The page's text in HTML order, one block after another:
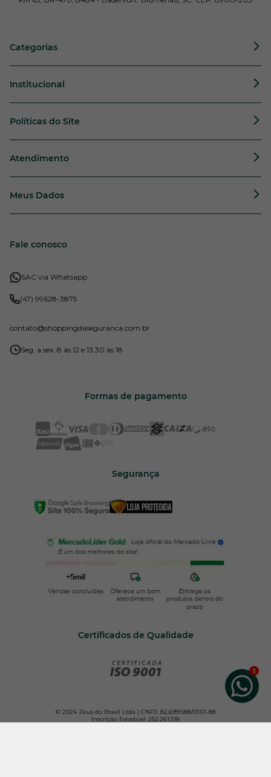
Categorias
Institucional
Políticas do Site
Atendimento
Meus Dados
Fale conosco
SAC via Whatsapp
(47) 99628-3875
contato@shoppingdaseguranca.com.br
Seg. a sex. 8 às 12 e 13:30 às 18
Formas de pagamento
Segurança
Certificados de Qualidade
© 2024 Zeus do Brasil Ltda | CNPJ: 82.699.588/0001-88
Inscrição Estadual: 252.261.518